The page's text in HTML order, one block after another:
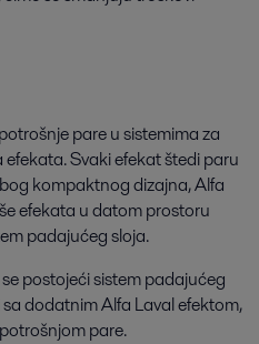
pare u sistemima za
Svaki efekat štedi paru
kompaktnog dizajna, Alfa
efekata u datom prostoru
padajućeg sloja.
postojeći sistem padajućeg
dodatnim Alfa Laval efektom,
pare.